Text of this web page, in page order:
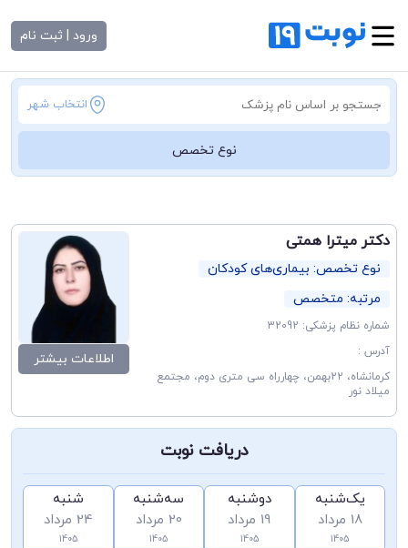
ورود | ثبت نام
انتخاب شهر
نوع تخصص
دکتر میترا همتی
نوع تخصص: بیماری‌های کودکان
مرتبه: متخصص
شماره نظام پزشکی: 32092
آدرس :
کرمانشاه، 22بهمن، چهارراه سی متری دوم، مجتمع
میلاد نور
اطلاعات بیشتر
دریافت نوبت
یک‌شنبه
18 مرداد
1405
دوشنبه
19 مرداد
1405
سه‌شنبه
20 مرداد
1405
شنبه
24 مرداد
1405